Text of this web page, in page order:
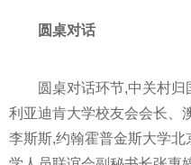
圆桌对话
圆桌对话环节,中关村
利亚迪肯大学校友会会长、
李斯斯,约翰霍普金斯大学